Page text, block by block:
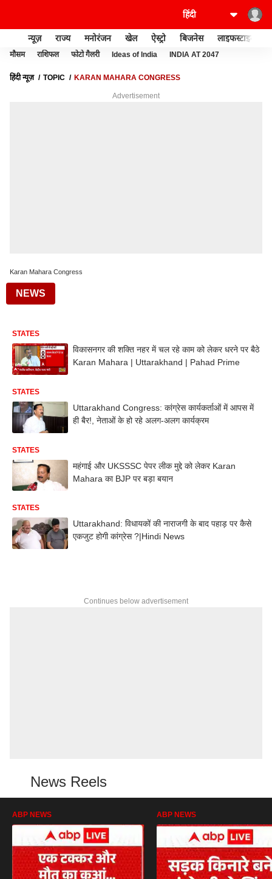
न्यूज़ राज्य मनोरंजन खेल ऐस्ट्रो बिजनेस लाइफस्टाइल
मौसम राशिफल फोटो गैलरी Ideas of India INDIA AT 2047
हिंदी न्यूज़ TOPIC KARAN MAHARA CONGRESS
Advertisement
Karan Mahara Congress
NEWS
STATES
विकासनगर की शक्ति नहर में चल रहे काम को लेकर धरने पर बैठे
Karan Mahara | Uttarakhand | Pahad Prime
STATES
Uttarakhand Congress: कांग्रेस कार्यकर्ताओं में आपस में
ही बैर!, नेताओं के हो रहे अलग-अलग कार्यक्रम
STATES
महंगाई और UKSSSC पेपर लीक मुद्दे को लेकर Karan
Mahara का BJP पर बड़ा बयान
STATES
Uttarakhand: विधायकों की नाराजगी के बाद पहाड़ पर कैसे
एकजुट होगी कांग्रेस ?|Hindi News
Continues below advertisement
News Reels
ABP NEWS ABP NEWS